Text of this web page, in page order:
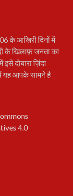
के आखिरी दिनों में
के खिलाफ़ जनता का
दोबारा ज़िंदा
यह आपके सामने है।
4.0